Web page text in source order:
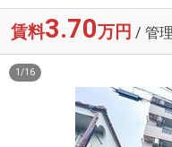
賃料3.70万円 / 管
1 /16